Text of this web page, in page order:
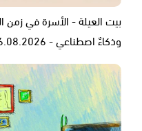
بيت العيلة - الأسرة في
وذكاءٌ اصطناعي - 06.08.2026